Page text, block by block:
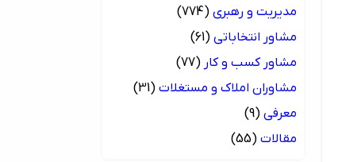
مدیریت و رهبری (774)
مشاور انتخاباتی (61)
مشاور کسب و کار (77)
مشاوران املاک و مستغلات (31)
معرفی (9)
مقالات (55)